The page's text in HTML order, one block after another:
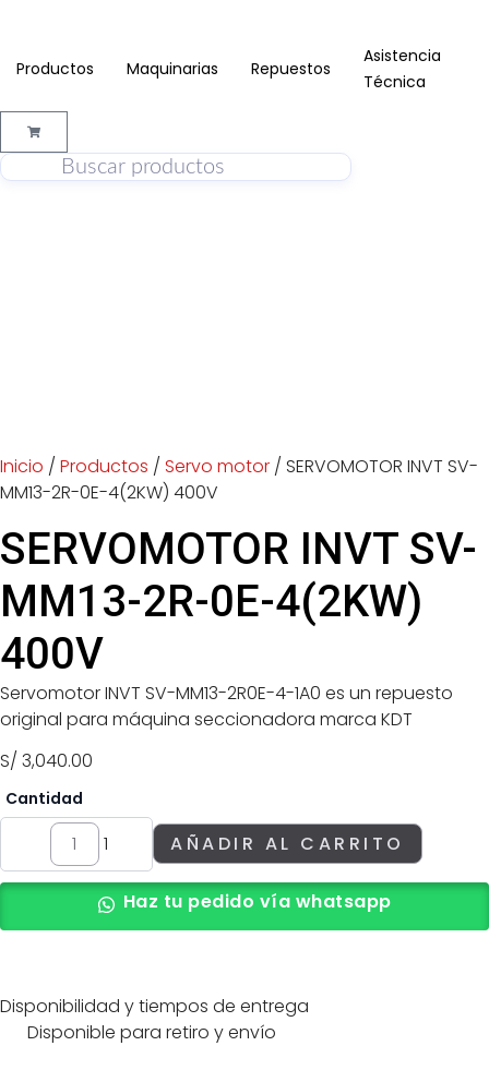
Productos Maquinarias Repuestos
Asistencia
Técnica
Inicio / Productos / Servo motor / SERVOMOTOR INVT SV-
MM13-2R-0E-4(2KW) 400V
SERVOMOTOR INVT SV-
MM13-2R-0E-4(2KW)
400V
Servomotor INVT SV-MM13-2R0E-4-1A0 es un repuesto
original para máquina seccionadora marca KDT
S/ 3,040.00
1 AÑADIR AL CARRITO
Haz tu pedido vía whatsapp
Disponibilidad y tiempos de entrega
Disponible para retiro y envío